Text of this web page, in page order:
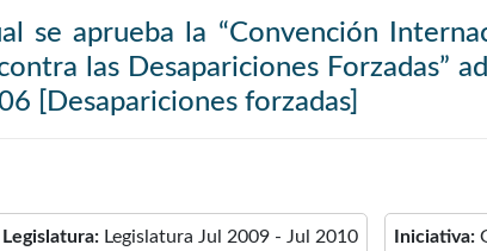
se aprueba la “Convención
las Desapariciones Forzadas”
[Desapariciones forzadas]
Legislatura: Legislatura Jul 2009 - Jul 2010 Iniciativa: